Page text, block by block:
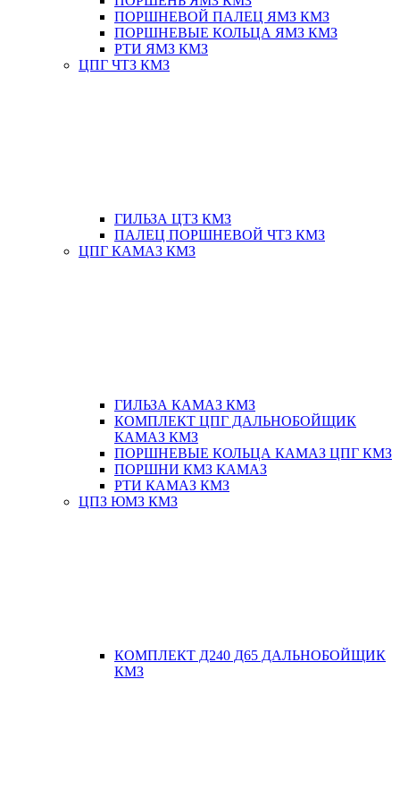
ПОРШНЕВОЙ ПАЛЕЦ ЯМЗ КМЗ
ПОРШНЕВЫЕ КОЛЬЦА ЯМЗ КМЗ
РТИ ЯМЗ КМЗ
ЦПГ ЧТЗ КМЗ
ГИЛЬЗА ЦТЗ КМЗ
ПАЛЕЦ ПОРШНЕВОЙ ЧТЗ КМЗ
ЦПГ КАМАЗ КМЗ
ГИЛЬЗА КАМАЗ КМЗ
КОМПЛЕКТ ЦПГ ДАЛЬНОБОЙЩИК
КАМАЗ КМЗ
ПОРШНЕВЫЕ КОЛЬЦА КАМАЗ ЦПГ КМЗ
ПОРШНИ КМЗ КАМАЗ
РТИ КАМАЗ КМЗ
ЦПЗ ЮМЗ КМЗ
КОМПЛЕКТ Д240 Д65 ДАЛЬНОБОЙЩИК
КМЗ